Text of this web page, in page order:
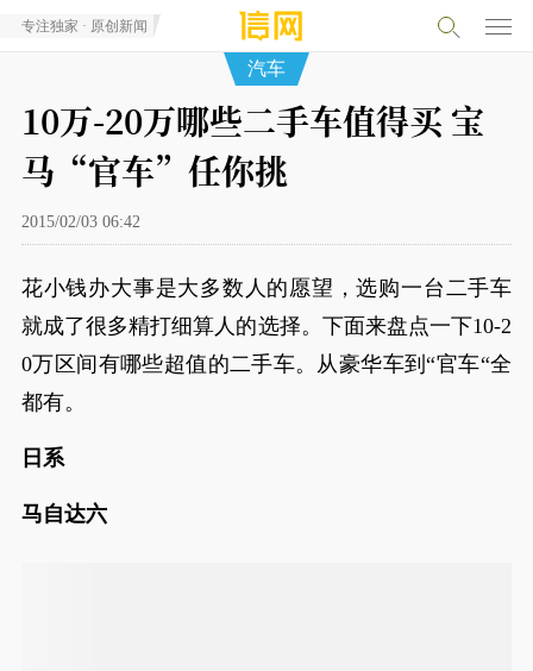
专注独家 · 原创新闻
汽车
10万-20万哪些二手车值得买 宝
马“官车”任你挑
2015/02/03 06:42
花小钱办大事是大多数人的愿望，选购一台二手车
就成了很多精打细算人的选择。下面来盘点一下10-2
0万区间有哪些超值的二手车。从豪华车到“官车“全
都有。
日系
马自达六